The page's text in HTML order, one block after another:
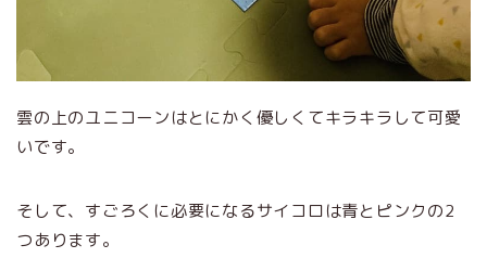
雲の上のユニコーンはとにかく優しくてキラキラして可愛
いです。
そして、すごろくに必要になるサイコロは青とピンクの2
つあります。